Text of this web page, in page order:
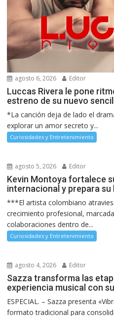
agosto 6, 2026 Editor
Luccas Rivera le pone
estreno de su nuevo
*La canción deja de lado el
explorar un amor secreto y...
Curiosidades y Entretenimiento
agosto 5, 2026 Editor
Kevin Montoya fortalece
internacional y prepara su
***El artista colombiano
crecimiento profesional,
colaboraciones dentro de...
Curiosidades y Entretenimiento
agosto 4, 2026 Editor
Sazza transforma las
experiencia musical con
ESPECIAL. – Sazza presenta
formato tradicional para